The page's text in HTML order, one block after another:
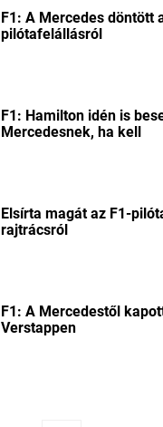
F1: A Mercedes döntött
pilótafelállásról
F1: Hamilton idén is
Mercedesnek, ha kell
Elsírta magát az F1-
rajtrácsról
F1: A Mercedestől
Verstappen